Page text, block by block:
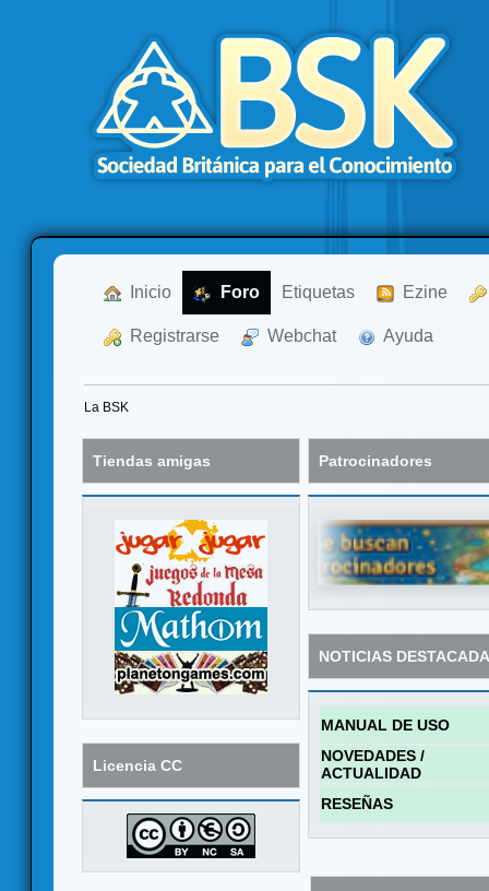
Inicio Foro Etiquetas Ezine
Registrarse Webchat Ayuda
La BSK
Tiendas amigas
Licencia CC
Patrocinadores
NOTICIAS
MANUAL DE USO
NOVEDADES /
ACTUALIDAD
RESEÑAS